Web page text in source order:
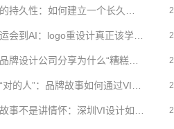
从奥运会到AI：logo重设计真正该学会的三件事
深圳品牌设计公司分享为什么“糟糕的logo重设计”总是出现？